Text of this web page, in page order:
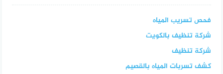
فحص تسريب المياه
شركة تنظيف بالكويت
شركة تنظيف
كشف تسربات المياه بالقصيم